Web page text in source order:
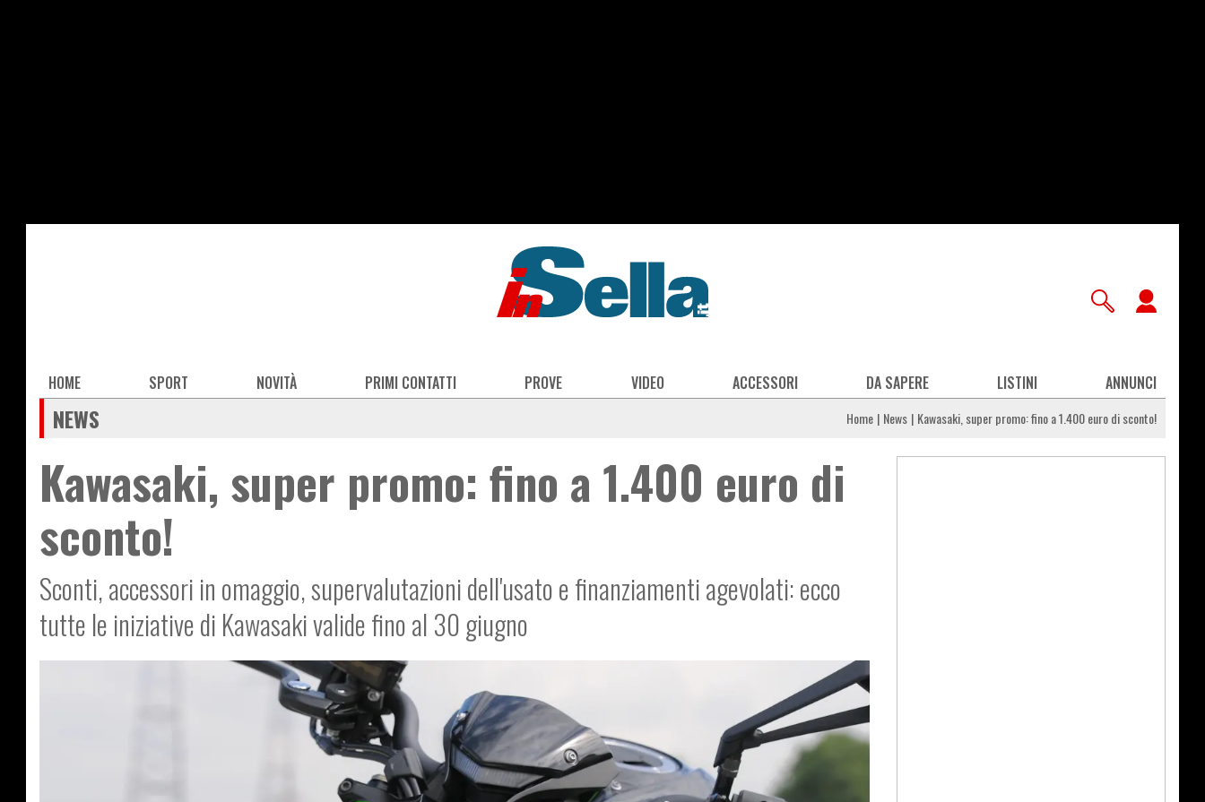
Main
navigation
HOME SPORT NOVITÀ PRIMI CONTATTI PROVE VIDEO ACCESSORI DA SAPERE LISTINI ANNUNCI
NEWS Home News Kawasaki, super promo: fino a 1.400 euro di sconto!
Kawasaki, super promo: fino a 1.400 euro di
sconto!
Sconti, accessori in omaggio, supervalutazioni dell'usato e finanziamenti agevolati: ecco
tutte le iniziative di Kawasaki valide fino al 30 giugno